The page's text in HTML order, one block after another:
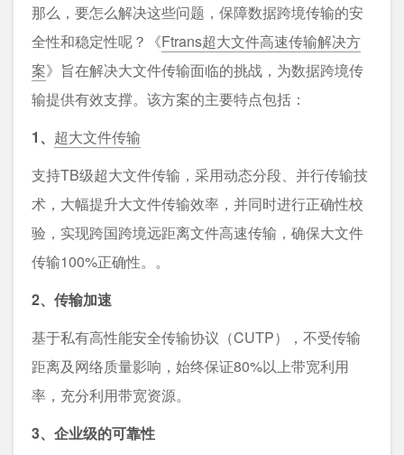
那么，要怎么解决这些问题，保障数据跨境传输的安
全性和稳定性呢？《Ftrans超大文件高速传输解决方
案》旨在解决大文件传输面临的挑战，为数据跨境传
输提供有效支撑。该方案的主要特点包括：
1、 超大文件传输
支持TB级超大文件传输，采用动态分段、并行传输技
术，大幅提升大文件传输效率，并同时进行正确性校
验，实现跨国跨境远距离文件高速传输，确保大文件
传输100%正确性。。
2、传输加速
基于私有高性能安全传输协议（CUTP），不受传输
距离及网络质量影响，始终保证80%以上带宽利用
率，充分利用带宽资源。
3、企业级的可靠性